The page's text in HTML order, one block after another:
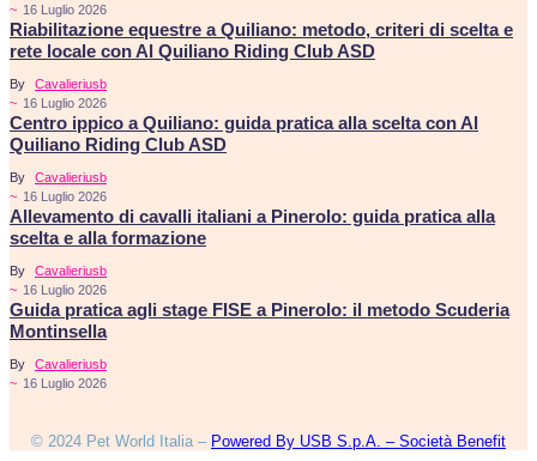
~ 16 Luglio 2026
Riabilitazione equestre a Quiliano: metodo, criteri di scelta e
rete locale con Al Quiliano Riding Club ASD
By
Cavalieriusb
~ 16 Luglio 2026
Centro ippico a Quiliano: guida pratica alla scelta con Al
Quiliano Riding Club ASD
By
Cavalieriusb
~ 16 Luglio 2026
Allevamento di cavalli italiani a Pinerolo: guida pratica alla
scelta e alla formazione
By
Cavalieriusb
~ 16 Luglio 2026
Guida pratica agli stage FISE a Pinerolo: il metodo Scuderia
Montinsella
By
Cavalieriusb
~ 16 Luglio 2026
© 2024 Pet World Italia – Powered By USB S.p.A. – Società Benefit